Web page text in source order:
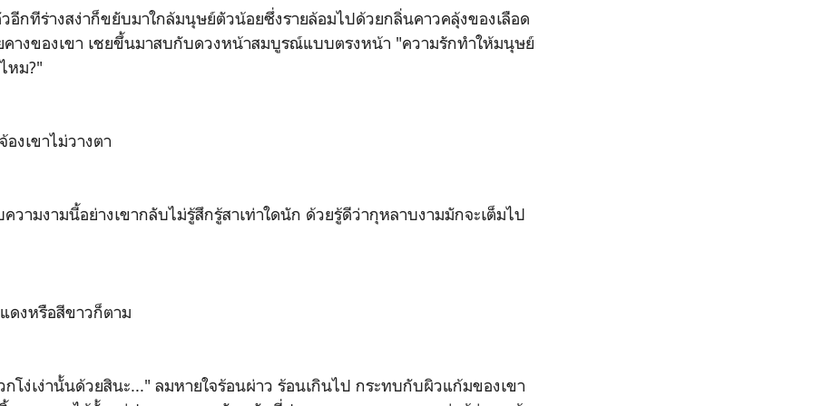
อีกทีร่างสง่าก็ขยับมาใกล้มนุษย์ตัวน้อยซึ่งรายล้อมไปด้วยกลิ่นคาวคลุ้งของเลือด
างของเขา เชยขึ้นมาสบกับดวงหน้าสมบูรณ์แบบตรงหน้า "ความรักทำให้มนุษย์
หม?"
งเขาไม่วางตา
ามงามนี้อย่างเขากลับไม่รู้สึกรู้สาเท่าใดนัก ด้วยรู้ดีว่ากุหลาบงามมักจะเต็มไป
ดงหรือสีขาวก็ตาม
โง่เง่านั้นด้วยสินะ..." ลมหายใจร้อนผ่าว ร้อนเกินไป กระทบกับผิวแก้มของเขา